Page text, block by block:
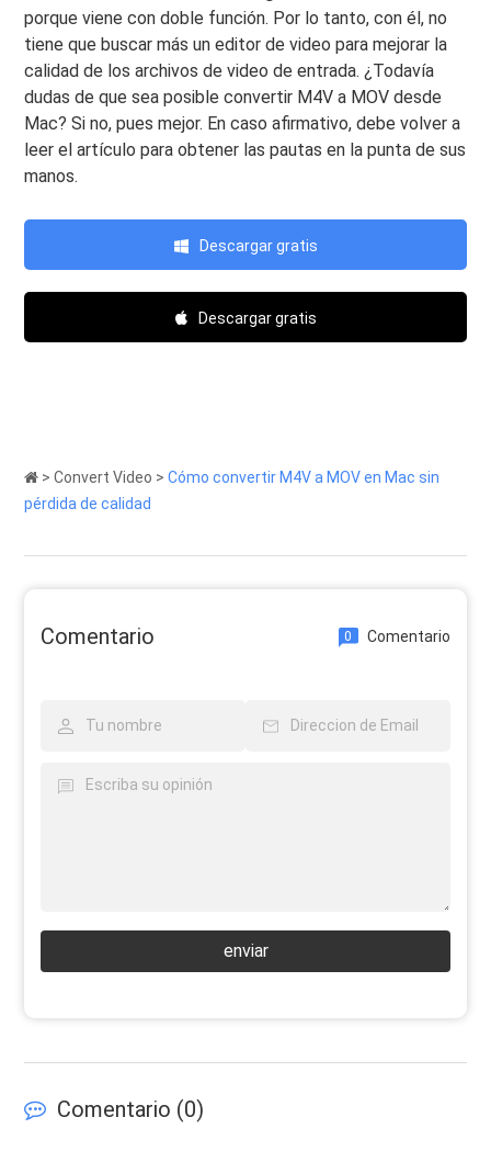
porque viene con doble función. Por lo tanto, con él, no
tiene que buscar más un editor de video para mejorar la
calidad de los archivos de video de entrada. ¿Todavía
dudas de que sea posible convertir M4V a MOV desde
Mac? Si no, pues mejor. En caso afirmativo, debe volver a
leer el artículo para obtener las pautas en la punta de sus
manos.
Descargar gratis
Descargar gratis
>Convert Video >Cómo convertir M4V a MOV en Mac sin
pérdida de calidad
Comentario 0 Comentario
enviar
Comentario (0)